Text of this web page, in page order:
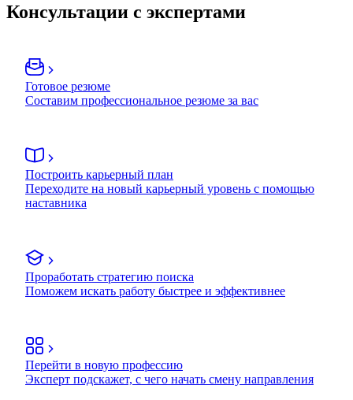
Консультации с экспертами
Готовое резюме
Составим профессиональное резюме за вас
Построить карьерный план
Переходите на новый карьерный уровень с помощью
наставника
Проработать стратегию поиска
Поможем искать работу быстрее и эффективнее
Перейти в новую профессию
Эксперт подскажет, с чего начать смену направления